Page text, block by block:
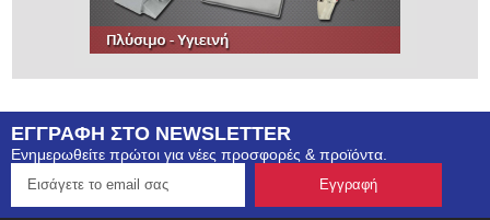
ΕΓΓΡΑΦΗ ΣΤΟ NEWSLETTER
Ενημερωθείτε πρώτοι για νέες προσφορές & προϊόντα.